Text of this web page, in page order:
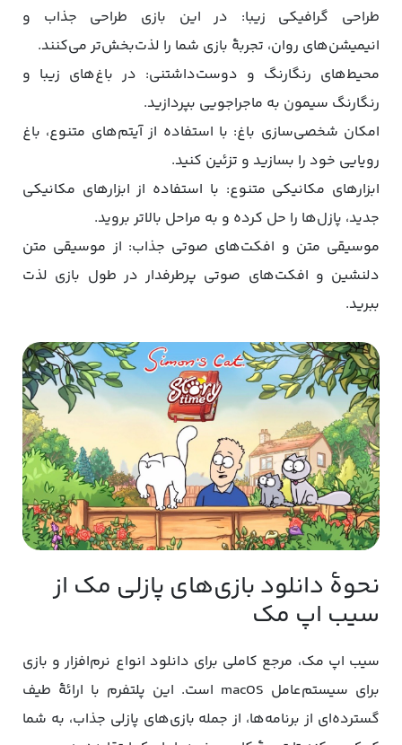
طراحی گرافیکی زیبا: در این بازی طراحی جذاب و
انیمیشن‌های روان، تجربۀ بازی شما را لذت‌بخش‌تر می‌کنند.
محیط‌های رنگارنگ و دوست‌داشتنی: در باغ‌های زیبا و
رنگارنگ سیمون به ماجراجویی بپردازید.
امکان شخصی‌سازی باغ: با استفاده از آیتم‌های متنوع، باغ
رویایی خود را بسازید و تزئین کنید.
ابزارهای مکانیکی متنوع: با استفاده از ابزارهای مکانیکی
جدید، پازل‌ها را حل کرده و به مراحل بالاتر بروید.
موسیقی متن و افکت‌های صوتی جذاب: از موسیقی متن
دلنشین و افکت‌های صوتی پرطرفدار در طول بازی لذت
ببرید.
نحوۀ دانلود بازی‌های پازلی مک از
سیب اپ مک
سیب اپ مک، مرجع کاملی برای دانلود انواع نرم‌افزار و بازی
برای سیستم‌عامل macOS است. این پلتفرم با ارائۀ طیف
گسترده‌ای از برنامه‌ها، از جمله بازی‌های پازلی جذاب، به شما